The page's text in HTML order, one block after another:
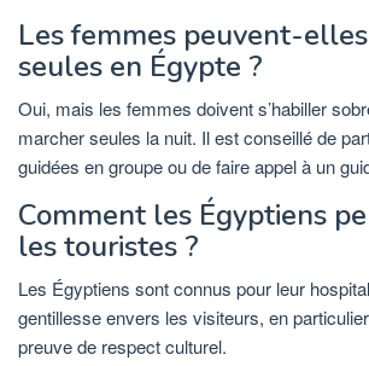
Les femmes peuvent-
seules en Égypte ?
Oui, mais les femmes doivent s’habiller
marcher seules la nuit. Il est conseillé de
guidées en groupe ou de faire appel à un
Comment les Égyptiens
les touristes ?
Les Égyptiens sont connus pour leur
gentillesse envers les visiteurs, en
preuve de respect culturel.